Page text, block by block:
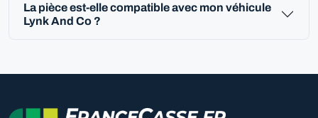
La pièce est-elle compatible avec mon véhicule
Lynk And Co ?